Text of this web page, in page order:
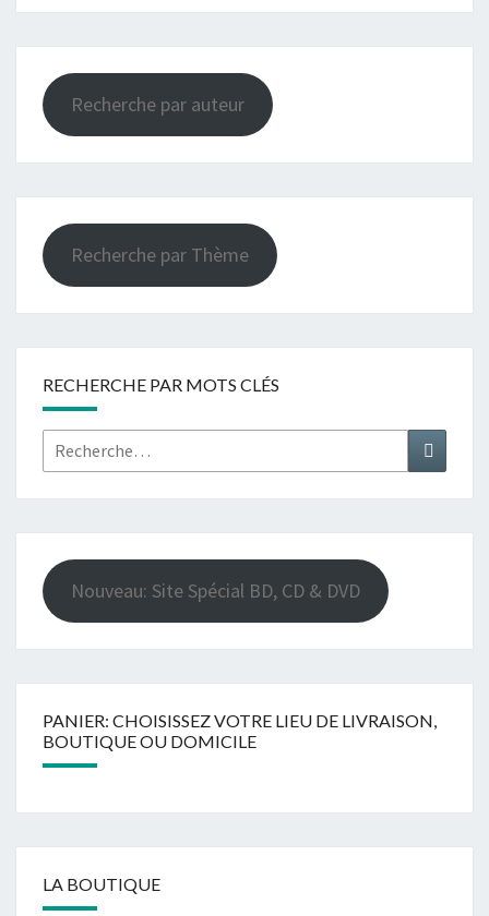
Recherche par auteur
Recherche par Thème
RECHERCHE PAR MOTS CLÉS
Rechercher :
Nouveau: Site Spécial BD, CD & DVD
PANIER: CHOISISSEZ VOTRE LIEU DE LIVRAISON,
BOUTIQUE OU DOMICILE
LA BOUTIQUE